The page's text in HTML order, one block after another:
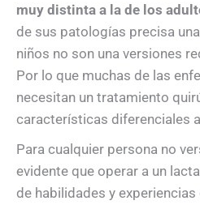
muy distinta a la de los
de sus patologías precisa
niños no son una versiones
Por lo que muchas de las
necesitan un tratamiento
características diferenciales
Para cualquier persona no
evidente que operar a un
de habilidades y